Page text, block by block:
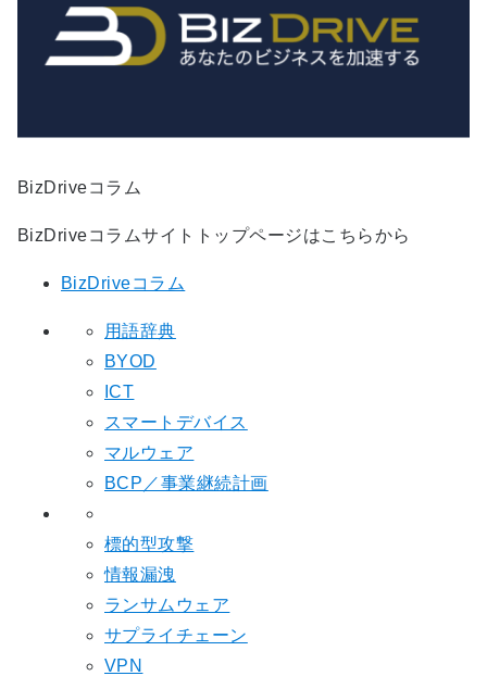
BizDriveコラム
BizDriveコラムサイトトップページはこちらから
BizDriveコラム
用語辞典
BYOD
ICT
スマートデバイス
マルウェア
BCP／事業継続計画
標的型攻撃
情報漏洩
ランサムウェア
サプライチェーン
VPN